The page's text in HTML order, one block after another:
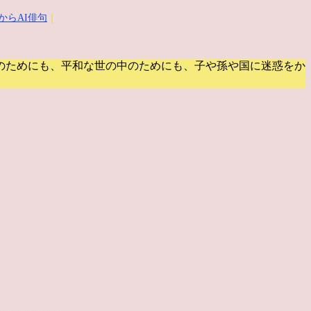
らAI俳句
ためにも、平和な世の中のためにも、子や孫や国に迷惑をか